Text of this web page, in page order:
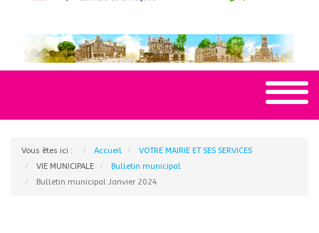
Vous êtes ici : Accueil
VOTRE MAIRIE ET SES SERVICES
VIE MUNICIPALE
Bulletin municipal
Bulletin municipal Janvier 2024